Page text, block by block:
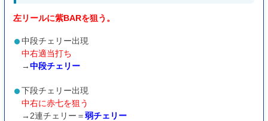
左リールに紫BARを狙う。
中段チェリー出現
中右適当打ち
→中段チェリー
下段チェリー出現
中右に赤七を狙う
→2連チェリー＝弱チェリー